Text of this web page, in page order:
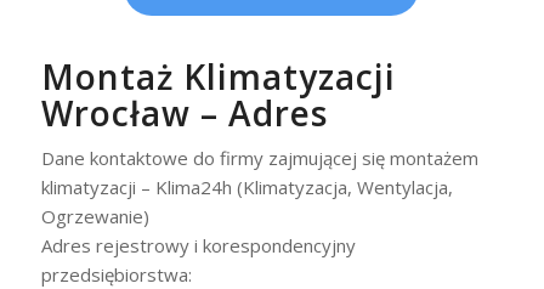
Montaż Klimatyzacji
Wrocław – Adres
Dane kontaktowe do firmy zajmującej się montażem
klimatyzacji – Klima24h (Klimatyzacja, Wentylacja,
Ogrzewanie)
Adres rejestrowy i korespondencyjny
przedsiębiorstwa: